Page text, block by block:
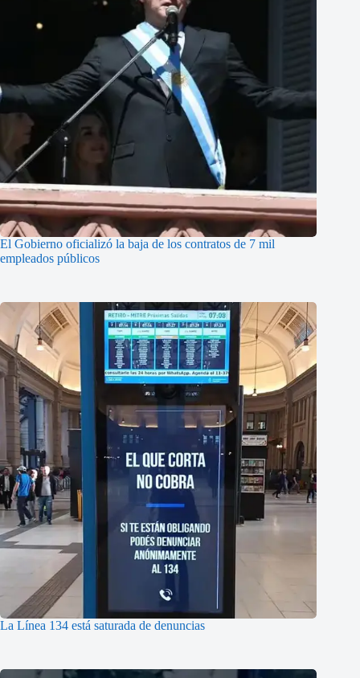
El Gobierno oficializó la baja de los contratos de 7 mil
empleados públicos
La Línea 134 está saturada de denuncias